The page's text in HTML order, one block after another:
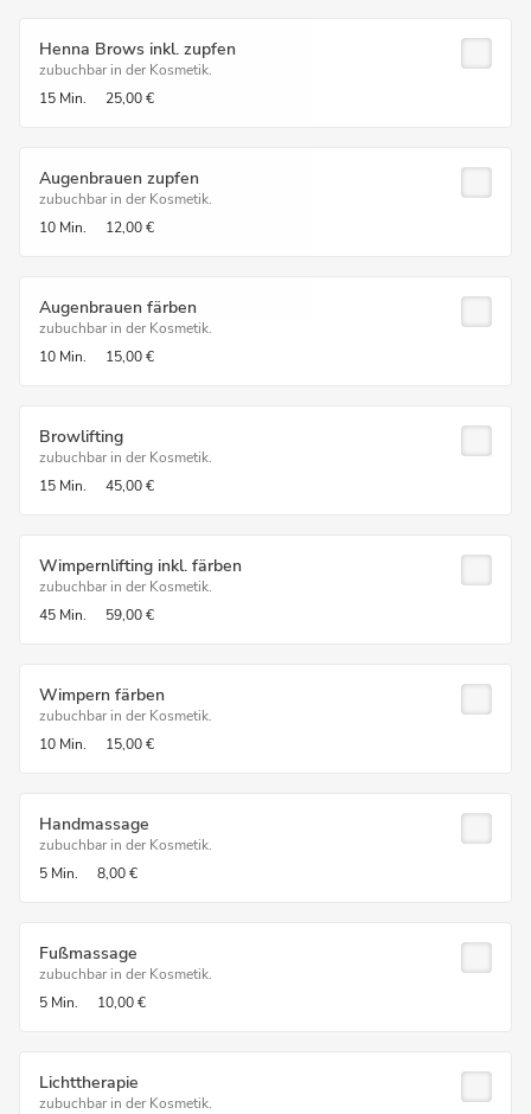
Henna Brows inkl. zupfen
zubuchbar in der Kosmetik.
15 Min.
25,00 €
Augenbrauen zupfen
zubuchbar in der Kosmetik.
10 Min.
12,00 €
Augenbrauen färben
zubuchbar in der Kosmetik.
10 Min.
15,00 €
Browlifting
zubuchbar in der Kosmetik.
15 Min.
45,00 €
Wimpernlifting inkl. färben
zubuchbar in der Kosmetik.
45 Min.
59,00 €
Wimpern färben
zubuchbar in der Kosmetik.
10 Min.
15,00 €
Handmassage
zubuchbar in der Kosmetik.
5 Min.
8,00 €
Fußmassage
zubuchbar in der Kosmetik.
5 Min.
10,00 €
Lichttherapie
zubuchbar in der Kosmetik.